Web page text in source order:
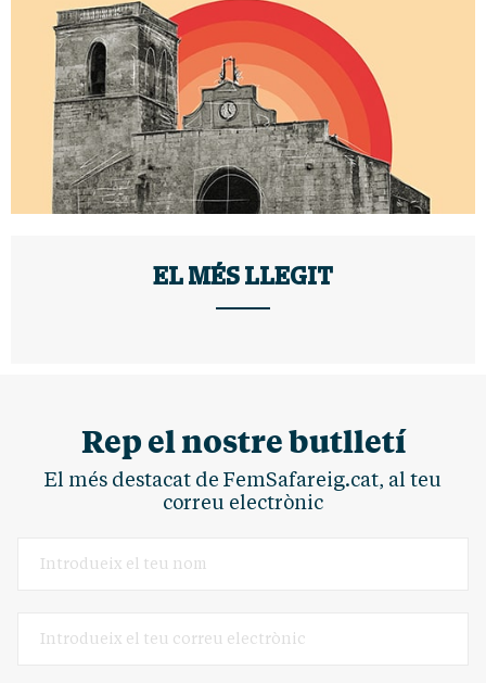
EL MÉS LLEGIT
Rep el nostre butlletí
El més destacat de FemSafareig.cat, al teu
correu electrònic